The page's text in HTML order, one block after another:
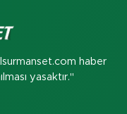
haber
yasaktır."